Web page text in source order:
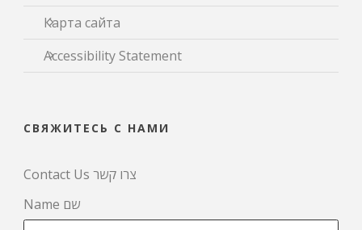
Карта сайта
Accessibility Statement
СВЯЖИТЕСЬ С НАМИ
Contact Us צרו קשר
Name שם